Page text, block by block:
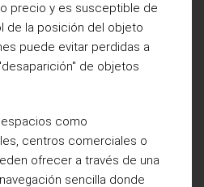
precio y es susceptible de
de la posición del objeto
puede evitar perdidas a
de objetos
como
centros comerciales o
ofrecer a través de una
sencilla donde